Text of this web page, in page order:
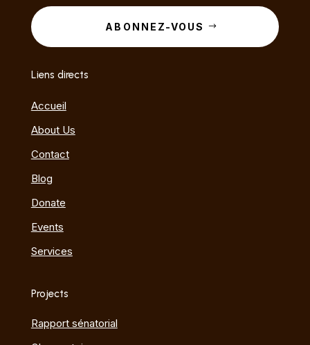
ABONNEZ-VOUS
Liens directs
Accueil
About Us
Contact
Blog
Donate
Events
Services
Projects
Rapport sénatorial